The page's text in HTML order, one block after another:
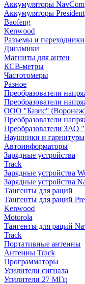
Аккумуляторы NavCom
Аккумуляторы President
Baofeng
Kenwood
Разъемы и переходники
Динамики
Магниты для антен
КСВ-метры
Частотомеры
Разное
Преобразователи
Преобразователи
ООО "Базис"
Преобразователи
Преобразователи ЗАО
Наушники и гарнитуры
Автоинформаторы
Зарядные устройства
Track
Зарядные устройства
Зарядные устройства
Тангенты для раций
Тангенты для раций
Kenwood
Motorola
Тангенты для раций
Track
Портативные антенны
Антенны Track
Программаторы
Усилители сигнала
Усилители 27 МГц